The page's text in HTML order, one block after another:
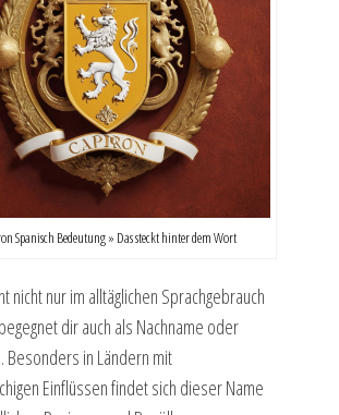
Spanisch Bedeutung » Das steckt hinter dem Wort
nicht nur im alltäglichen Sprachgebrauch
dir auch als Nachname oder
Besonders in Ländern mit
Einflüssen findet sich dieser Name